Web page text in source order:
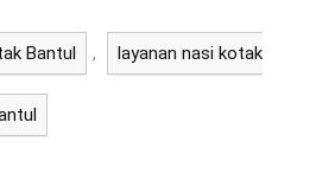
Bantul , layanan nasi kotak